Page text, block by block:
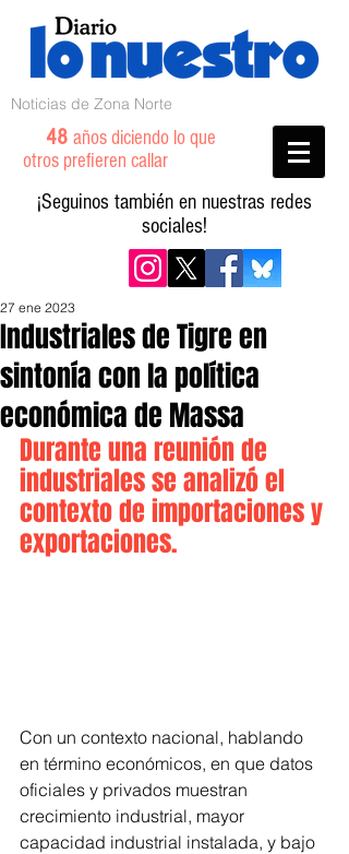
Noticias de Zona Norte
48 años diciendo lo que
otros prefieren callar
¡Seguinos también en nuestras redes
sociales!
Industriales de Tigre en
sintonía con la política
económica de Massa
27 ene 2023
Durante una reunión de
industriales se analizó el
contexto de importaciones y
exportaciones.
Con un contexto nacional, hablando
en término económicos, en que datos
oficiales y privados muestran
crecimiento industrial, mayor
capacidad industrial instalada, y bajo